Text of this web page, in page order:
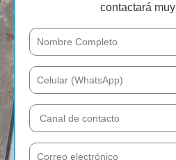
contactará